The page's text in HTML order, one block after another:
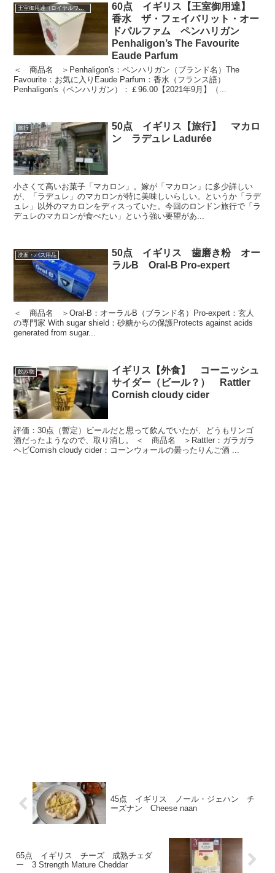
王室御用達（ロイヤルワラント）
60点 イギリス【王室御用達】
香水 ザ・フェイバリット・オー
ドパルファム ペンハリガン
Penhaligon’s The Favourite
Eaude Parfum
＜ 商品名 ＞Penhaligon's：ペンハリガン（ブランド名）The
Favourite：お気に入りEaude Parfum：香水（フランス語）
Penhaligon's（ペンハリガン）：￡96.00【2021年9月】（...
旅行
50点 イギリス【旅行】 マカロ
ン ラデュレ Ladurée
小さくて高いお菓子「マカロン」。嫁が「マカロン」に多少詳しい
が、「ラデュレ」のマカロンが特に美味しいらしい。というか「ラデ
ュレ」以外のマカロンをディスっていた。今回のロンドン旅行で「ラ
デュレのマカロンが食べたい」という強い要望があ...
洗面・バス用品
50点 イギリス 歯磨き粉 オー
ラルB Oral-B Pro-expert
＜ 商品名 ＞Oral-B：オーラルB（ブランド名）Pro-expert：玄人
の専門家 With sugar shield：砂糖からの保護Protects against acids
generated from sugar...
飲み物
イギリス【外食】 コーニッシュ
サイダー（ビール？） Rattler
Cornish cloudy cider
評価：30点（暫定）ビールだと思って飲んでいたが、どうもリンゴ
酒だったようなので、取り消し。 ＜ 商品名 ＞Rattler：ガラガラ
ヘビCornish cloudy cider：コーンウォールの曇ったりんご酒 ...
45点 イギリス ノール・ジェハン チ
ーズナン Cheese naan
65点 イギリス チーズ 成熟チェダ
ー 3 Strength Mature Cheddar